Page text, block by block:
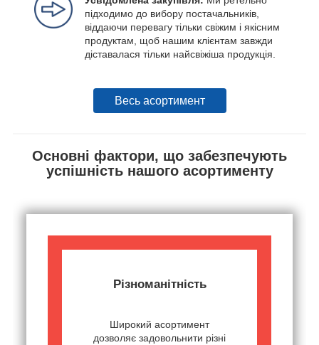
підходимо до вибору постачальників,
віддаючи перевагу тільки свіжим і якісним
продуктам, щоб нашим клієнтам завжди
діставалася тільки найсвіжіша продукція.
Весь асортимент
Основні фактори, що забезпечують
успішність нашого асортименту
Різноманітність
Широкий асортимент
дозволяє задовольнити різні